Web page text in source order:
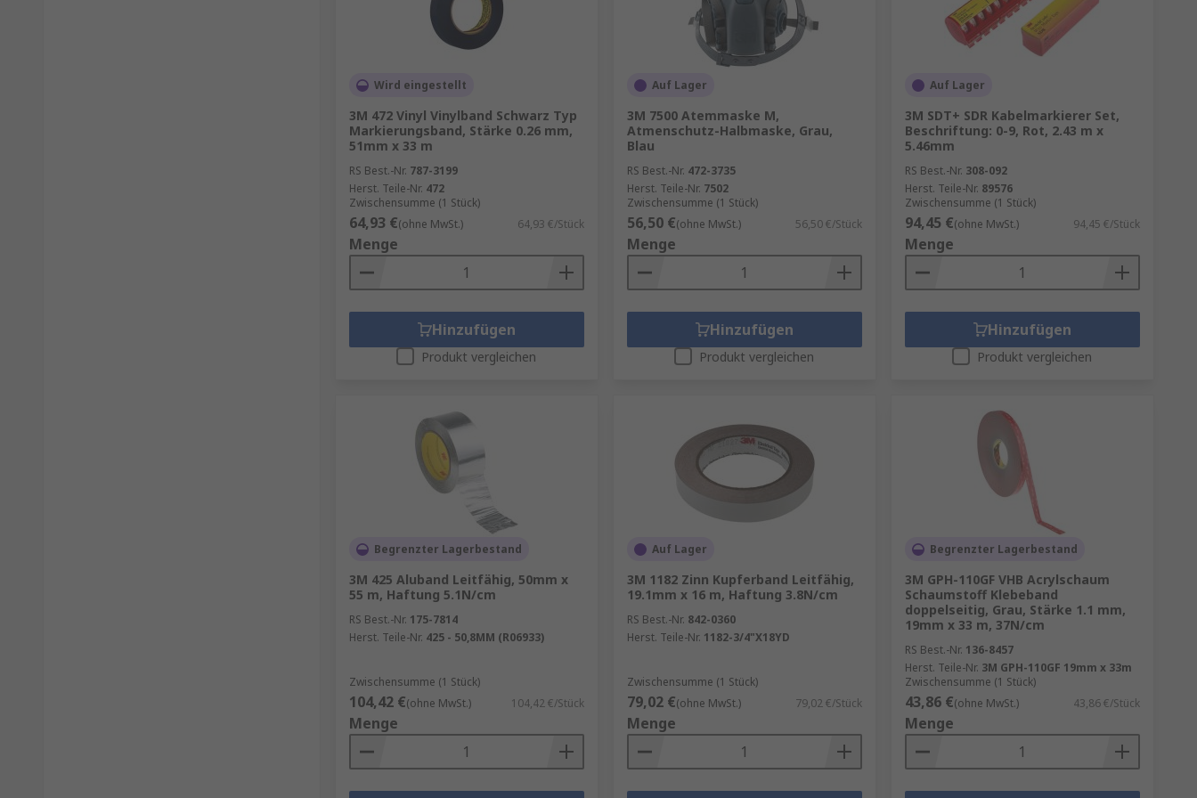
Wird eingestellt
3M 472 Vinyl Vinylband Schwarz Typ
Markierungsband, Stärke 0.26 mm,
51mm x 33 m
RS Best.-Nr. 787-3199
Herst. Teile-Nr. 472
Zwischensumme (1 Stück)
64,93 €(ohne MwSt.) 64,93 €/Stück
Menge
Hinzufügen
Produkt vergleichen
Auf Lager
3M 7500 Atemmaske M,
Atmenschutz-Halbmaske, Grau,
Blau
RS Best.-Nr. 472-3735
Herst. Teile-Nr. 7502
Zwischensumme (1 Stück)
56,50 €(ohne MwSt.) 56,50 €/Stück
Menge
Hinzufügen
Produkt vergleichen
Auf Lager
3M SDT+ SDR Kabelmarkierer Set,
Beschriftung: 0-9, Rot, 2.43 m x
5.46mm
RS Best.-Nr. 308-092
Herst. Teile-Nr. 89576
Zwischensumme (1 Stück)
94,45 €(ohne MwSt.) 94,45 €/Stück
Menge
Hinzufügen
Produkt vergleichen
Begrenzter Lagerbestand
3M 425 Aluband Leitfähig, 50mm x
55 m, Haftung 5.1N/cm
RS Best.-Nr. 175-7814
Herst. Teile-Nr. 425 - 50,8MM (R06933)
Zwischensumme (1 Stück)
104,42 €(ohne MwSt.) 104,42 €/Stück
Menge
Auf Lager
3M 1182 Zinn Kupferband Leitfähig,
19.1mm x 16 m, Haftung 3.8N/cm
RS Best.-Nr. 842-0360
Herst. Teile-Nr. 1182-3/4"X18YD
Zwischensumme (1 Stück)
79,02 €(ohne MwSt.) 79,02 €/Stück
Menge
Begrenzter Lagerbestand
3M GPH-110GF VHB Acrylschaum
Schaumstoff Klebeband
doppelseitig, Grau, Stärke 1.1 mm,
19mm x 33 m, 37N/cm
RS Best.-Nr. 136-8457
Herst. Teile-Nr. 3M GPH-110GF 19mm x 33m
Zwischensumme (1 Stück)
43,86 €(ohne MwSt.) 43,86 €/Stück
Menge